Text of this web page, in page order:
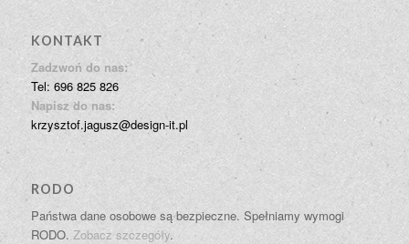
KONTAKT
Zadzwoń do nas:
Tel: 696 825 826
Napisz do nas:
krzysztof.jagusz@design-it.pl
RODO
Państwa dane osobowe są bezpieczne. Spełniamy wymogi
RODO. Zobacz szczegóły.